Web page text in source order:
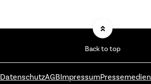
Back to top
DatenschutzAGBImpressumPressemedien